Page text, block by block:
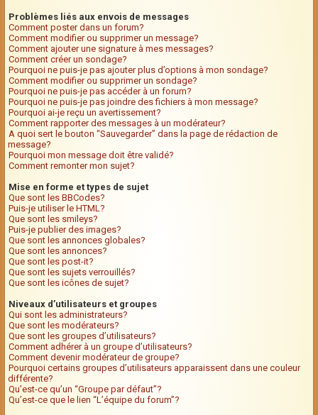
Problèmes liés aux envois de messages
Comment poster dans un forum?
Comment modifier ou supprimer un message?
Comment ajouter une signature à mes messages?
Comment créer un sondage?
Pourquoi ne puis-je pas ajouter plus d’options à mon sondage?
Comment modifier ou supprimer un sondage?
Pourquoi ne puis-je pas accéder à un forum?
Pourquoi ne puis-je pas joindre des fichiers à mon message?
Pourquoi ai-je reçu un avertissement?
Comment rapporter des messages à un modérateur?
A quoi sert le bouton “Sauvegarder” dans la page de rédaction de
message?
Pourquoi mon message doit être validé?
Comment remonter mon sujet?
Mise en forme et types de sujet
Que sont les BBCodes?
Puis-je utiliser le HTML?
Que sont les smileys?
Puis-je publier des images?
Que sont les annonces globales?
Que sont les annonces?
Que sont les post-it?
Que sont les sujets verrouillés?
Que sont les icônes de sujet?
Niveaux d’utilisateurs et groupes
Qui sont les administrateurs?
Que sont les modérateurs?
Que sont les groupes d’utilisateurs?
Comment adhérer à un groupe d’utilisateurs?
Comment devenir modérateur de groupe?
Pourquoi certains groupes d’utilisateurs apparaissent dans une couleur
différente?
Qu’est-ce qu’un “Groupe par défaut”?
Qu’est-ce que le lien “L’équipe du forum”?